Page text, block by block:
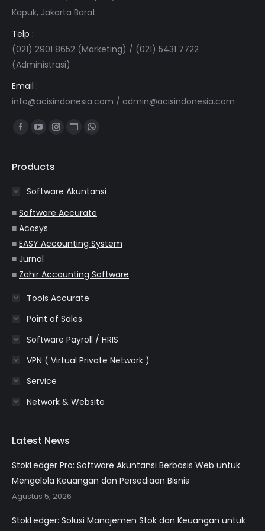
Kapuk, Jakarta Barat
Telp :
(021) 2901 8652 (Marketing) / (021) 5431 7722
(Administrasi)
Email :
info@acisindonesia.com / admin@acisindonesia.com
Find us on:
Facebook
opens
new
window
YouTube
opens
new
window
Instagram
new
window
Website
new
window
Whatsapp
new
window
Products
Software Akuntansi
■ Software Accurate
■ Acosys
■ EASY Accounting System
■ Jurnal
■ Zahir Accounting Software
Tools Accurate
Point of Sales
Software Payroll / HRIS
VPN ( Virtual Private Network )
Service
Network & Website
Latest News
StokLedger Pro: Software Akuntansi Berbasis Web untuk
Mengelola Keuangan dan Persediaan Bisnis
Agustus 5, 2026
StokLedger: Solusi Manajemen Stok dan Keuangan untuk